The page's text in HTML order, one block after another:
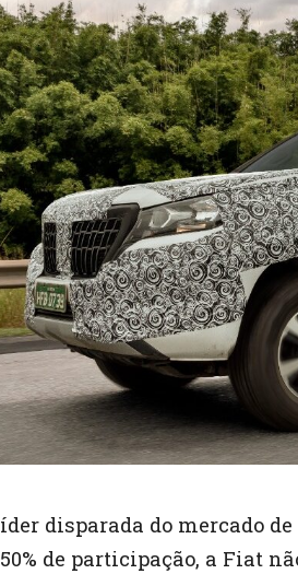
A
p
p
íder disparada do mercado
50% de participação, a Fiat